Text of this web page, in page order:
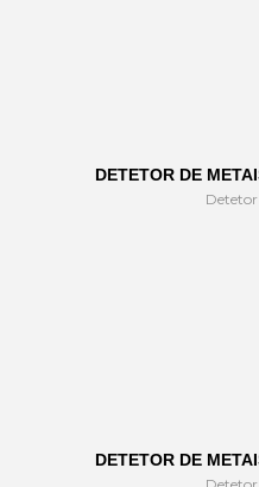
DETETOR DE
DETETOR DE